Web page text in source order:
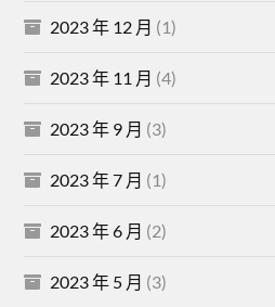
2023 年 12 月 (1)
2023 年 11 月 (4)
2023 年 9 月 (3)
2023 年 7 月 (1)
2023 年 6 月 (2)
2023 年 5 月 (3)